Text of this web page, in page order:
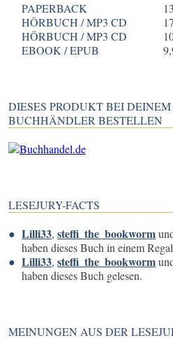
PAPERBACK
HÖRBUCH / MP3 CD
HÖRBUCH / MP3 CD
EBOOK / EPUB
DIESES PRODUKT BEI
BUCHHÄNDLER BESTELLEN
LESEJURY-FACTS
Lilli33,steffi_the_bookworm
haben dieses Buch in einem
Lilli33,steffi_the_bookworm
haben dieses Buch gelesen.
MEINUNGEN AUS DER